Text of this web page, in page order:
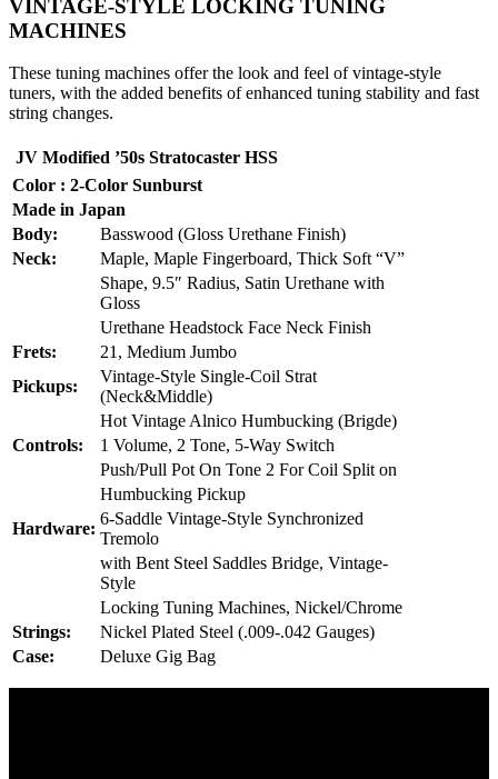
VINTAGE-STYLE LOCKING TUNING
MACHINES
These tuning machines offer the look and feel of vintage-style
tuners, with the added benefits of enhanced tuning stability and fast
string changes.
JV Modified ’50s Stratocaster HSS
Color : 2-Color Sunburst
Made in Japan
Body:
Basswood (Gloss Urethane Finish)
Neck:
Maple, Maple Fingerboard, Thick Soft “V”
Shape, 9.5″ Radius, Satin Urethane with
Gloss
Urethane Headstock Face Neck Finish
Frets:
21, Medium Jumbo
Pickups:
Vintage-Style Single-Coil Strat
(Neck&Middle)
Hot Vintage Alnico Humbucking (Brigde)
Controls:
1 Volume, 2 Tone, 5-Way Switch
Push/Pull Pot On Tone 2 For Coil Split on
Humbucking Pickup
Hardware:
6-Saddle Vintage-Style Synchronized
Tremolo
with Bent Steel Saddles Bridge, Vintage-
Style
Locking Tuning Machines, Nickel/Chrome
Strings:
Nickel Plated Steel (.009-.042 Gauges)
Case:
Deluxe Gig Bag